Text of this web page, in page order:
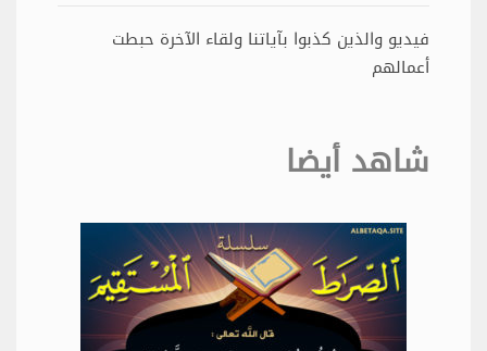
فيديو والذين كذبوا بآياتنا ولقاء الآخرة حبطت
أعمالهم
شاهد أيضا